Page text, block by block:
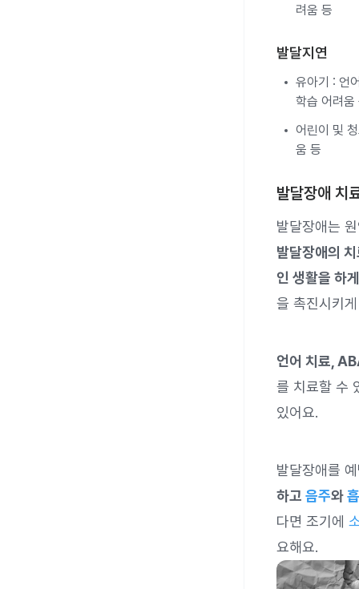
려움 등
발달지연
유아기 : 언
학습 어려움
어린이 및
움 등
발달장애 치
발달장애는
발달장애의
인 생활을 하
을 촉진시키
언어 치료,
를 치료할 수
있어요.
발달장애를
하고 음주와
다면 조기에
요해요.